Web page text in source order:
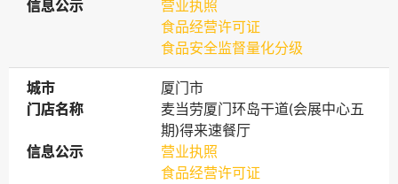
信息公示
信息公示
营业执照
食品经营许可证
食品安全监督量化分级
城市
城市
厦门市
门店名称
门店名称
麦当劳厦门环岛干道(会展中心五
期)得来速餐厅
信息公示
信息公示
营业执照
食品经营许可证